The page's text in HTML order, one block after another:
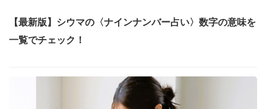
【最新版】シウマの〈ナインナンバー占い〉数字の意味を
一覧でチェック！